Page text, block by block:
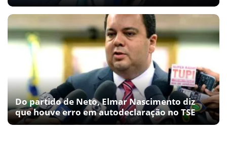
Do partido de Neto, Elmar Nascimento diz
que houve erro em autodeclaração no TSE